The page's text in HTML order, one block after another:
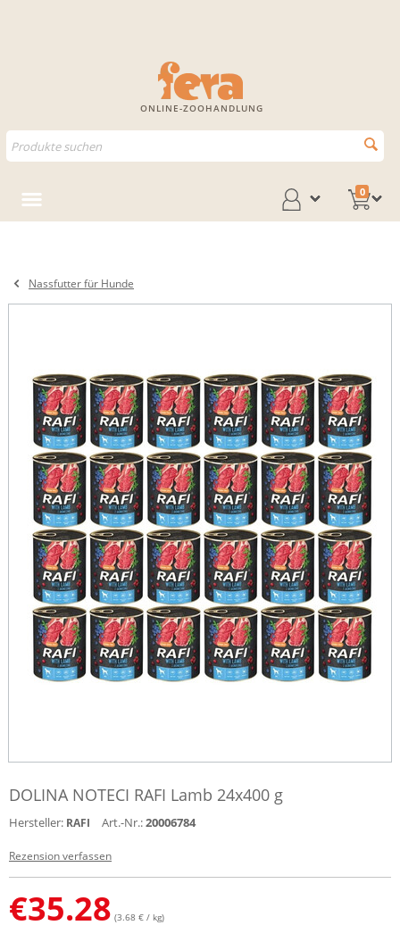
ONLINE-ZOOHANDLUNG
0
Nassfutter für Hunde
DOLINA NOTECI RAFI Lamb 24x400 g
Hersteller: RAFI Art.-Nr.:20006784
Rezension verfassen
€35.28 (3.68 € / kg)